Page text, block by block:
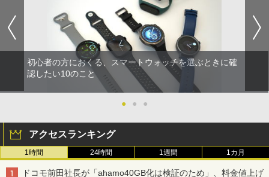
初心者の方におくる、スマートウォッチを選ぶときに確
認したい10のこと
● ● ●
アクセスランキング
1時間 24時間 1週間 1カ月
ドコモ前田社長が「ahamo40GB化は検証のため」、料金値上げ